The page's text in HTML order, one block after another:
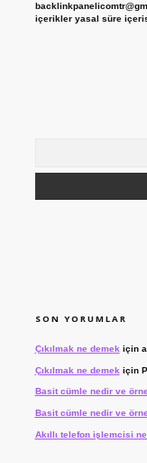
içerikler yasal süre
SON YORUMLAR
Çıkılmak ne demek için
Çıkılmak ne demek için
Basit cümle nedir ve
Basit cümle nedir ve
Akıllı telefon işlemcisi